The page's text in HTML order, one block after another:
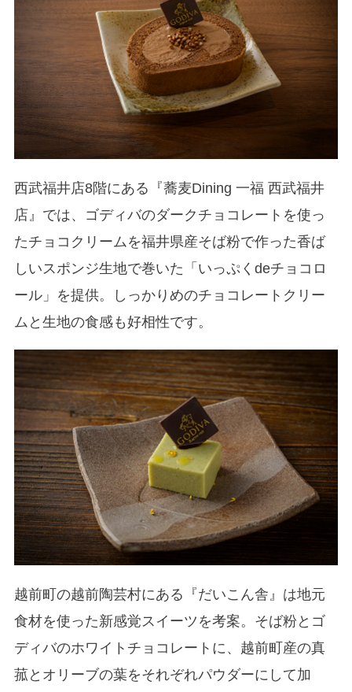
西武福井店8階にある『蕎麦Dining 一福 西武福井
店』では、ゴディバのダークチョコレートを使っ
たチョコクリームを福井県産そば粉で作った香ば
しいスポンジ生地で巻いた「いっぷくdeチョコロ
ール」を提供。しっかりめのチョコレートクリー
ムと生地の食感も好相性です。
越前町の越前陶芸村にある『だいこん舎』は地元
食材を使った新感覚スイーツを考案。そば粉とゴ
ディバのホワイトチョコレートに、越前町産の真
菰とオリーブの葉をそれぞれパウダーにして加